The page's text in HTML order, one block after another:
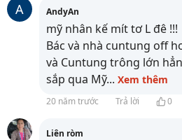
A AndyAn
mỹ nhân kế mít tơ L đê !!!
Bác và nhà cuntung off
và Cuntung trông lớn
sắp qua Mỹ... Xem thêm
20 năm trước Trả lời 0
Liên ròm